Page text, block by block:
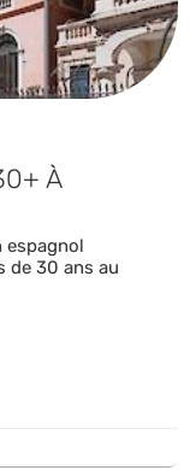
À
espagnol
de 30 ans au